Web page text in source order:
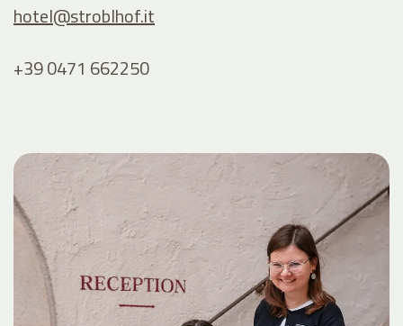
hotel@stroblhof.it
+39 0471 662250